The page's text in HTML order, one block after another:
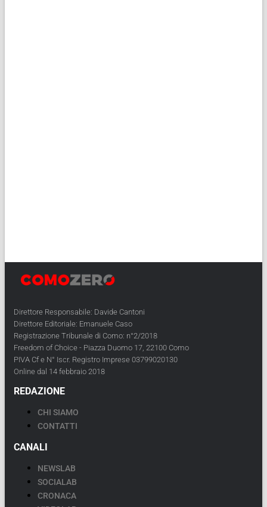
Direttore Responsabile: Davide Cantoni
Direttore Editoriale: Emanuele Caso
Registrazione Tribunale di Como: n°2/2018
Freedom of Choice - Piazza Duomo 17, 22100 Como
PIVA Cf e N° Iscr. Registro Imprese 03799020130
Online dal 14 febbraio 2018
REDAZIONE
CHI SIAMO
CONTATTI
CANALI
NEWSLAB
SOCIALAB
CRONACA